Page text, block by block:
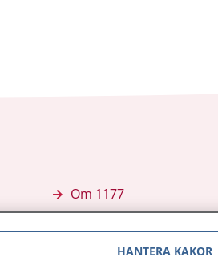
Om 1177
E-tjänster
HANTERA KAKOR